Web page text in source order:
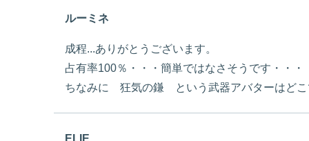
ルーミネ
成程...ありがとうございます。
占有率100％・・・簡単ではなさそうです・・・
ちなみに 狂気の鎌 という武器アバターはどこ
ELIE